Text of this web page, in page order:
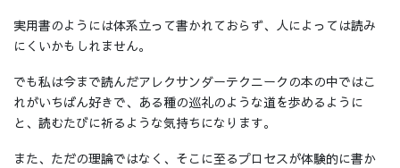
実用書のようには体系立って書かれておらず、人によっては読み
にくいかもしれません。
でも私は今まで読んだアレクサンダーテクニークの本の中ではこ
れがいちばん好きで、ある種の巡礼のような道を歩めるように
と、読むたびに祈るような気持ちになります。
また、ただの理論ではなく、そこに至るプロセスが体験的に書か